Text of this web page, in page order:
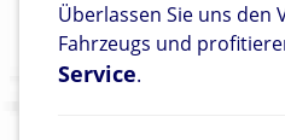
Überlassen Sie uns den
Fahrzeugs und
Service.